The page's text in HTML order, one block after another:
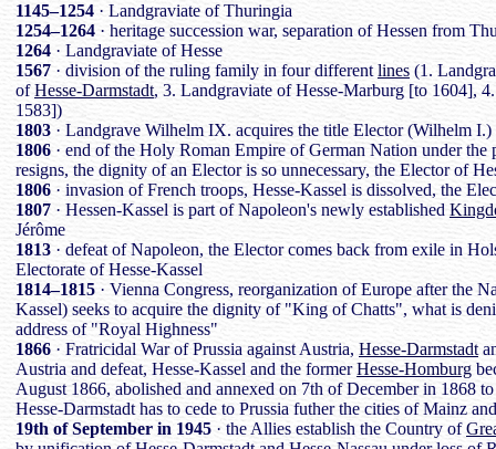
1145–1254 · Landgraviate of Thuringia
1254–1264 · heritage succession war, separation of Hessen from
1264 · Landgraviate of Hesse
1567 · division of the ruling family in four different lines (1.
ofHesse-Darmstadt, 3. Landgraviate of Hesse-Marburg [to 1604],
1583])
1803 · Landgrave Wilhelm IX. acquires the title Elector (Wilhelm I.)
1806 · end of the Holy Roman Empire of German Nation under the
resigns, the dignity of an Elector is so unnecessary, the Elector of
1806 · invasion of French troops, Hesse-Kassel is dissolved, the
1807 · Hessen-Kassel is part of Napoleon's newly established
Jérôme
1813 · defeat of Napoleon, the Elector comes back from exile in
Electorate of Hesse-Kassel
1814–1815 · Vienna Congress, reorganization of Europe after the
Kassel) seeks to acquire the dignity of "King of Chatts", what is
address of "Royal Highness"
1866 · Fratricidal War of Prussia against Austria, Hesse-Darmstadt
Austria and defeat, Hesse-Kassel and the formerHesse-Homburg
August 1866, abolished and annexed on 7th of December in 1868
Hesse-Darmstadt has to cede to Prussia futher the cities of Mainz
19th of September in 1945 · the Allies establish the Country of